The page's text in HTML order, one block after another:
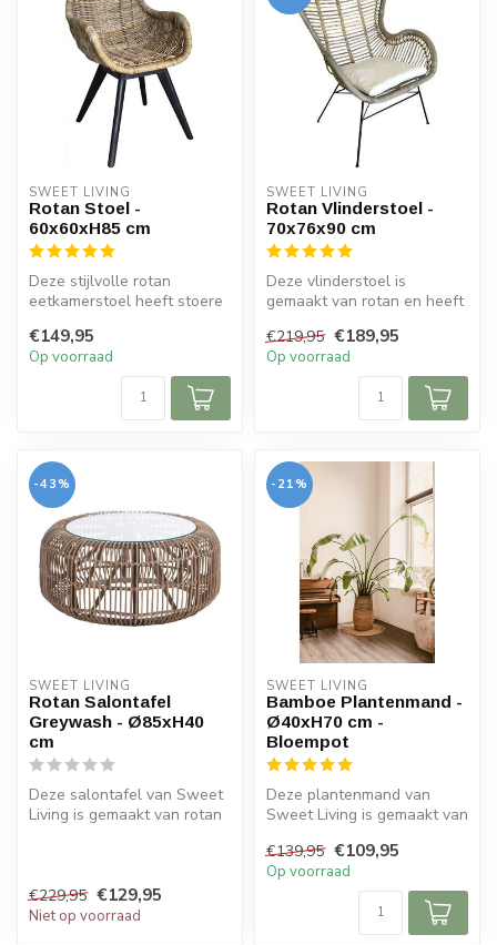
SWEET LIVING
Rotan Stoel -
60x60xH85 cm
Deze stijlvolle rotan
eetkamerstoel heeft stoere
hout. ...
€149,95
Op voorraad
SWEET LIVING
Rotan Vlinderstoel -
70x76x90 cm
Deze vlinderstoel is
gemaakt van rotan en heeft
stoel is ...
€219,95 €189,95
Op voorraad
-43%
SWEET LIVING
Rotan Salontafel
Greywash - Ø85xH40
cm
Deze salontafel van Sweet
Living is gemaakt van rotan
€229,95 €129,95
Niet op voorraad
-21%
SWEET LIVING
Bamboe Plantenmand -
Ø40xH70 cm -
Bloempot
Deze plantenmand van
Sweet Living is gemaakt van
naturel kle...
€139,95 €109,95
Op voorraad